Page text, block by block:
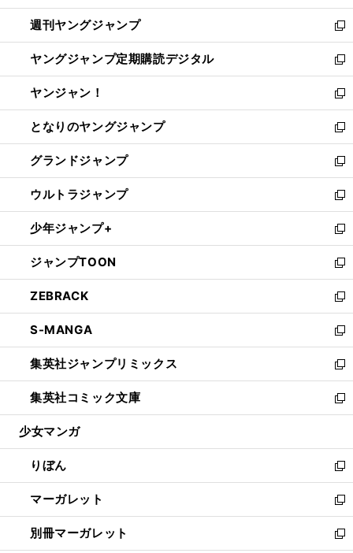
開
く
ウ
で
開
く
ン
ド
ウ
で
開
く
ウ
ィ
ン
ド
ウ
で
開
く
週刊ヤングジャンプ
新
し
い
ウ
ィ
ン
ド
ウ
で
開
く
ヤングジャンプ定期購読デジタル
新
し
い
ウ
ィ
ン
ド
ウ
で
開
く
ヤンジャン！
新
し
い
ウ
ィ
ン
ド
ウ
で
開
く
となりのヤングジャンプ
新
し
い
ウ
ィ
ン
ド
ウ
で
開
く
グランドジャンプ
新
し
い
ウ
ィ
ン
ド
ウ
で
開
く
ウルトラジャンプ
新
し
い
ウ
ィ
ン
ド
ウ
で
開
く
少年ジャンプ+
新
し
い
ウ
ィ
ン
ド
ウ
で
開
く
ジャンプTOON
新
し
い
ウ
ィ
ン
ド
ウ
で
開
ZEBRACK
新
し
い
ウ
ィ
ン
ド
ウ
開
く
S-MANGA
新
し
い
ウ
ィ
ン
ウ
で
開
く
集英社ジャンプリミックス
新
し
い
ウ
ン
ド
ウ
で
開
く
集英社コミック文庫
新
し
ウ
ィ
ン
ド
ウ
で
開
少女マンガ
りぼん
新
し
い
ウ
ィ
マーガレット
新
し
い
別冊マーガレット
新